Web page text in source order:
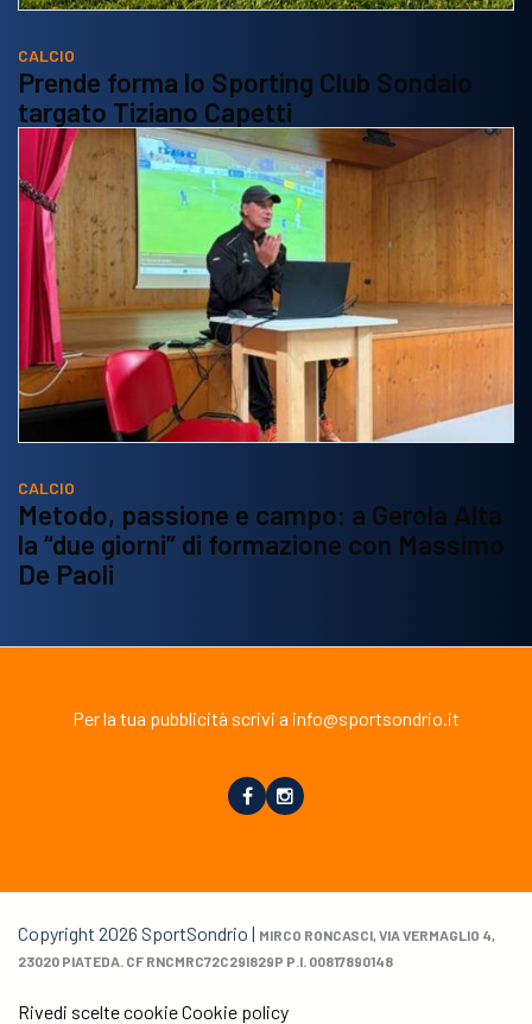
CALCIO
Prende forma lo Sporting Club Sondalo
targato Tiziano Capetti
CALCIO
Metodo, passione e campo: a Gerola Alta
la “due giorni” di formazione con Massimo
De Paoli
Per la tua pubblicità scrivi a info@sportsondrio.it
Copyright 2026 SportSondrio | MIRCO RONCASCI, VIA VERMAGLIO 4,
23020 PIATEDA. CF RNCMRC72C29I829P P.I. 00817890148
Rivedi scelte cookieCookie policy